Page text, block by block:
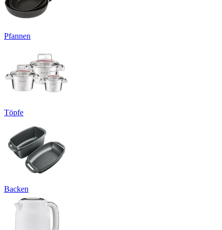
Pfannen
Töpfe
Backen